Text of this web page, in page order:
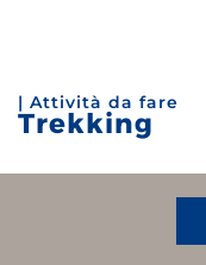
| Attività da fare
Trekking